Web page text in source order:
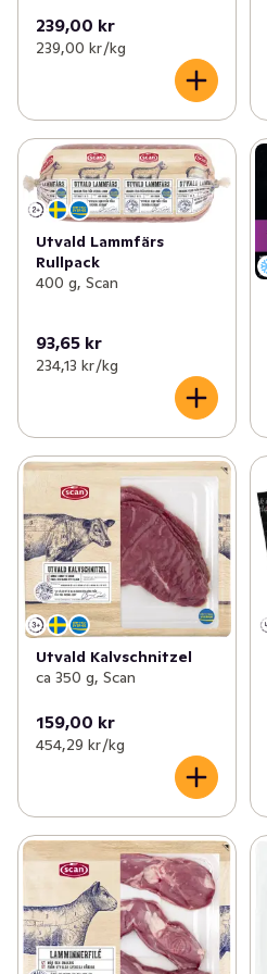
239,00 kr
239,00 kr /kg
Utvald Lammfärs
Rullpack
400 g, Scan
93,65 kr
234,13 kr /kg
Utvald Kalvschnitzel
ca 350 g, Scan
159,00 kr
454,29 kr /kg